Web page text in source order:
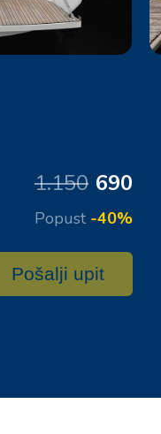
1.150 690
Popust -40%
Pošalji upit